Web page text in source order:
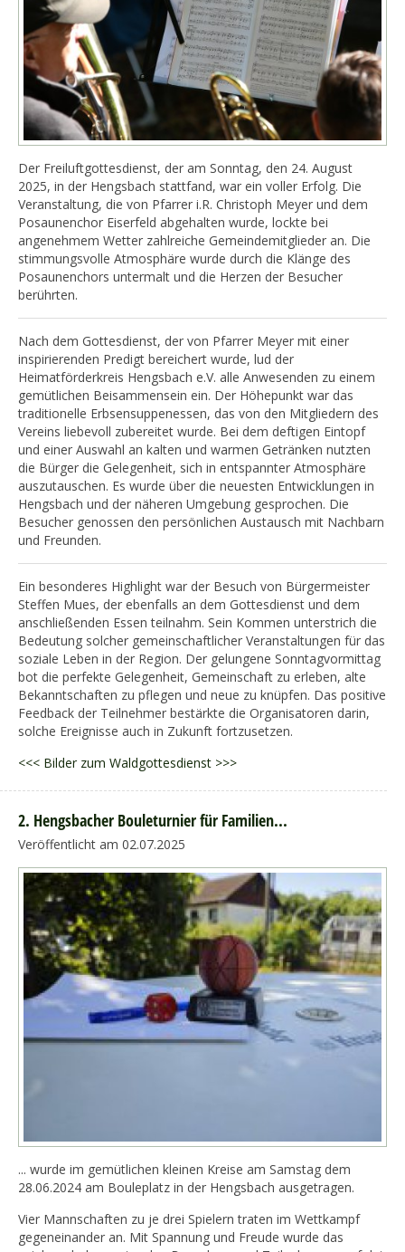
Der Freiluftgottesdienst, der am Sonntag, den 24. August
2025, in der Hengsbach stattfand, war ein voller Erfolg. Die
Veranstaltung, die von Pfarrer i.R. Christoph Meyer und dem
Posaunenchor Eiserfeld abgehalten wurde, lockte bei
angenehmem Wetter zahlreiche Gemeindemitglieder an. Die
stimmungsvolle Atmosphäre wurde durch die Klänge des
Posaunenchors untermalt und die Herzen der Besucher
berührten.
Nach dem Gottesdienst, der von Pfarrer Meyer mit einer
inspirierenden Predigt bereichert wurde, lud der
Heimatförderkreis Hengsbach e.V. alle Anwesenden zu einem
gemütlichen Beisammensein ein. Der Höhepunkt war das
traditionelle Erbsensuppenessen, das von den Mitgliedern des
Vereins liebevoll zubereitet wurde. Bei dem deftigen Eintopf
und einer Auswahl an kalten und warmen Getränken nutzten
die Bürger die Gelegenheit, sich in entspannter Atmosphäre
auszutauschen. Es wurde über die neuesten Entwicklungen in
Hengsbach und der näheren Umgebung gesprochen. Die
Besucher genossen den persönlichen Austausch mit Nachbarn
und Freunden.
Ein besonderes Highlight war der Besuch von Bürgermeister
Steffen Mues, der ebenfalls an dem Gottesdienst und dem
anschließenden Essen teilnahm. Sein Kommen unterstrich die
Bedeutung solcher gemeinschaftlicher Veranstaltungen für das
soziale Leben in der Region. Der gelungene Sonntagvormittag
bot die perfekte Gelegenheit, Gemeinschaft zu erleben, alte
Bekanntschaften zu pflegen und neue zu knüpfen. Das positive
Feedback der Teilnehmer bestärkte die Organisatoren darin,
solche Ereignisse auch in Zukunft fortzusetzen.
<<< Bilder zum Waldgottesdienst >>>
2. Hengsbacher Bouleturnier für Familien...
Veröffentlicht am 02.07.2025
... wurde im gemütlichen kleinen Kreise am Samstag dem
28.06.2024 am Bouleplatz in der Hengsbach ausgetragen.
Vier Mannschaften zu je drei Spielern traten im Wettkampf
gegeneinander an. Mit Spannung und Freude wurde das